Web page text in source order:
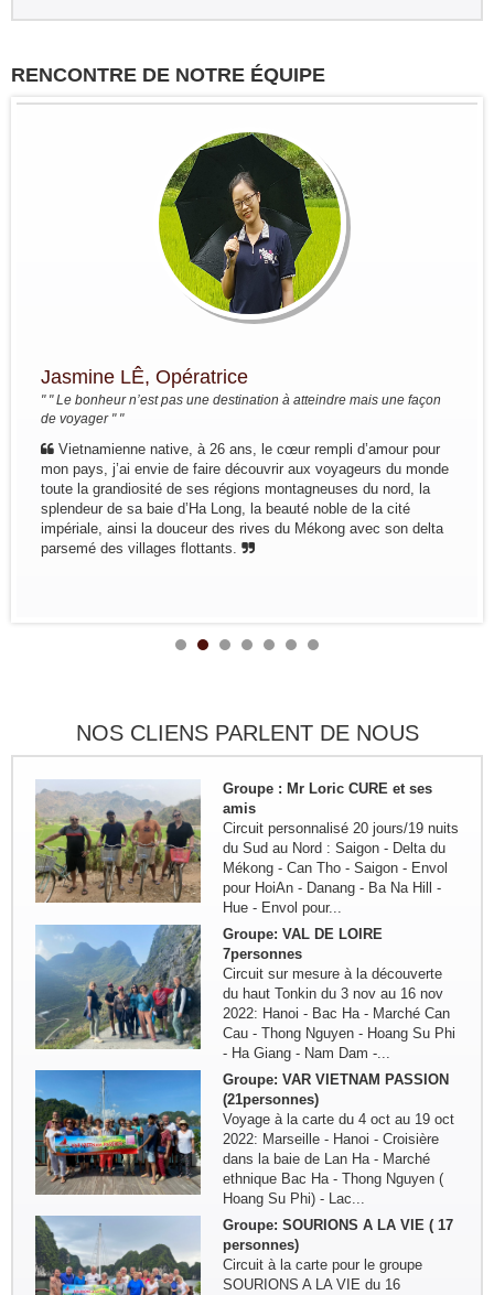
RENCONTRE DE NOTRE ÉQUIPE
Jasmine LÊ, Opératrice
" " Le bonheur n’est pas une destination à atteindre mais une façon
de voyager " "
Vietnamienne native, à 26 ans, le cœur rempli d’amour pour
mon pays, j’ai envie de faire découvrir aux voyageurs du monde
toute la grandiosité de ses régions montagneuses du nord, la
splendeur de sa baie d’Ha Long, la beauté noble de la cité
impériale, ainsi la douceur des rives du Mékong avec son delta
parsemé des villages flottants.
NOS CLIENS PARLENT DE NOUS
Groupe : VAR VIETNAM PASSION
Marseille - Hanoi - Nghia Lo - Mu
Cang Chai - Sapa - BacHa - Thong
Nguyen - Ha Giang - Dong Van - Bao
Lac - Ba Be - Hanoi - Baie...
Groupe : Pierre DEGEMBE avec
ses amis 05personnes
Voyage du nord au centre du 7 avril
au 19 avril : Bruxelles - Hanoi - Mai
Chau -PuLuong - Tam Coc -baie de
Halong - Hue - HoiAn - Hanoi -
amis (4 personnes)
Voyage à la carte du nord au sud du
Hich - Pu Luong - Tam Coc - Baie de
Lan Ha ( Bateau Perla Dawn Sails) -
Train pour...
Groupe: Mr et Mme Alain et
Catherine LEFBVRE
Voyage dans le nord pour decouvrir
Remerciement de la famille
Groupe : Mr Loric CURE et ses
amis
Circuit personnalisé 20 jours/19 nuits
du Sud au Nord : Saigon - Delta du
Mékong - Can Tho - Saigon - Envol
pour HoiAn - Danang - Ba Na Hill -
Hue - Envol pour...
Groupe: VAL DE LOIRE
7personnes
Circuit sur mesure à la découverte
du haut Tonkin du 3 nov au 16 nov
2022: Hanoi - Bac Ha - Marché Can
Cau - Thong Nguyen - Hoang Su Phi
- Ha Giang - Nam Dam -...
Groupe: VAR VIETNAM PASSION
(21personnes)
Voyage à la carte du 4 oct au 19 oct
2022: Marseille - Hanoi - Croisière
dans la baie de Lan Ha - Marché
ethnique Bac Ha - Thong Nguyen (
Hoang Su Phi) - Lac...
Groupe: SOURIONS A LA VIE ( 17
personnes)
Circuit à la carte pour le groupe
SOURIONS A LA VIE du 16